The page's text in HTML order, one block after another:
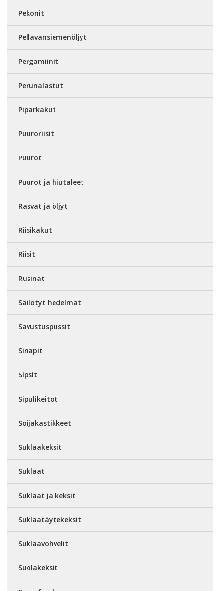
Pekonit
Pellavansiemenöljyt
Pergamiinit
Perunalastut
Piparkakut
Puuroriisit
Puurot
Puurot ja hiutaleet
Rasvat ja öljyt
Riisikakut
Riisit
Rusinat
Säilötyt hedelmät
Savustuspussit
Sinapit
Sipsit
Sipulikeitot
Soijakastikkeet
Suklaakeksit
Suklaat
Suklaat ja keksit
Suklaatäytekeksit
Suklaavohvelit
Suolakeksit